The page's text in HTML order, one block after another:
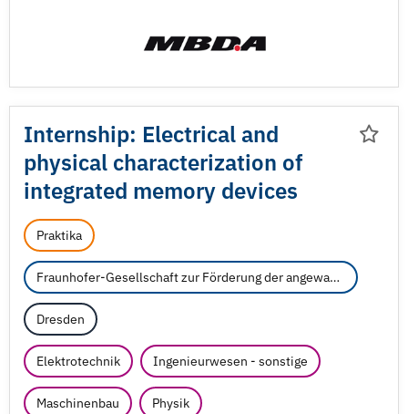
Internship: Electrical and
physical characterization of
integrated memory devices
Praktika
Fraunhofer-Gesellschaft zur Förderung der angewandten Forschung e.V.
Dresden
Elektrotechnik Ingenieurwesen - sonstige
Maschinenbau Physik